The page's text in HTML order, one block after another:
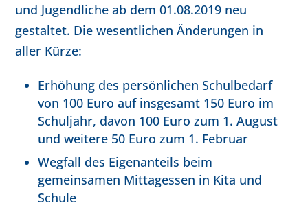
und Jugendliche ab dem 01.08.2019 neu
gestaltet. Die wesentlichen Änderungen in
aller Kürze:
Erhöhung des persönlichen Schulbedarf
von 100 Euro auf insgesamt 150 Euro im
Schuljahr, davon 100 Euro zum 1. August
und weitere 50 Euro zum 1. Februar
Wegfall des Eigenanteils beim
gemeinsamen Mittagessen in Kita und
Schule